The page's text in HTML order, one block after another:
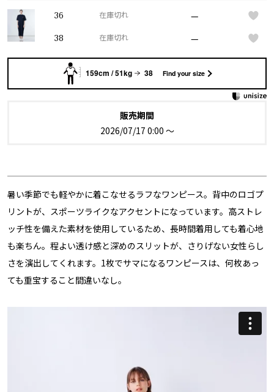
36 在庫切れ —
38 在庫切れ —
159cm / 51kg 38 Find your size
販売期間
2026/07/17 0:00 〜
暑い季節でも軽やかに着こなせるラフなワンピース。背中のロゴプ
リントが、スポーツライクなアクセントになっています。高ストレ
ッチ性を備えた素材を使用しているため、長時間着用しても着心地
も楽ちん。程よい透け感と深めのスリットが、さりげない女性らし
さを演出してくれます。1枚でサマになるワンピースは、何枚あっ
ても重宝すること間違いなし。